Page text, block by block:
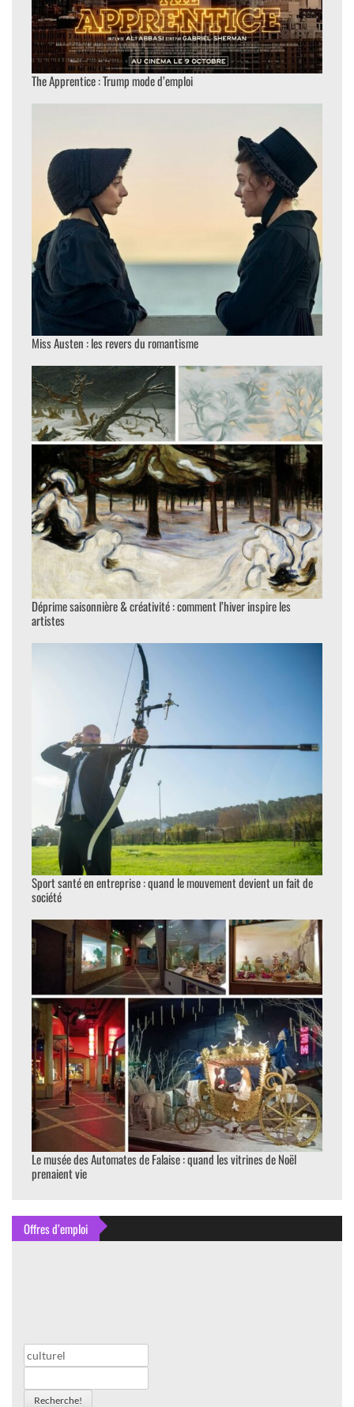
The Apprentice : Trump mode d’emploi
Miss Austen : les revers du romantisme
Déprime saisonnière & créativité : comment l’hiver inspire les
artistes
Sport santé en entreprise : quand le mouvement devient un fait de
société
Le musée des Automates de Falaise : quand les vitrines de Noël
prenaient vie
Offres d’emploi
Recherche!